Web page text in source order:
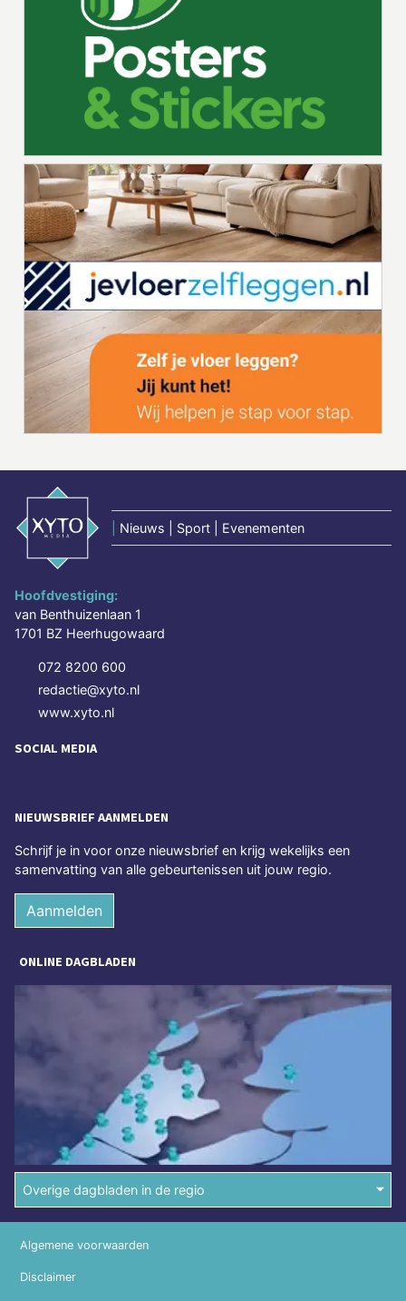
Nieuws | Sport | Evenementen
Hoofdvestiging:
van Benthuizenlaan 1
1701 BZ Heerhugowaard
072 8200 600
redactie@xyto.nl
www.xyto.nl
SOCIAL MEDIA
NIEUWSBRIEF AANMELDEN
Schrijf je in voor onze nieuwsbrief en krijg wekelijks een
samenvatting van alle gebeurtenissen uit jouw regio.
Aanmelden
ONLINE DAGBLADEN
Overige dagbladen in de regio
Algemene voorwaarden
Disclaimer